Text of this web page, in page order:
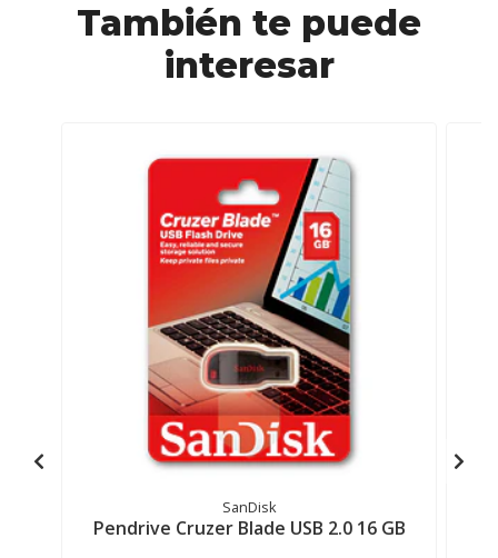
También te puede
interesar
SanDisk
Pendrive Cruzer Blade USB 2.0 16 GB